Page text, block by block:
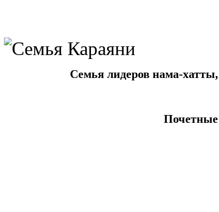
Семья лидеров нама-
Почетные